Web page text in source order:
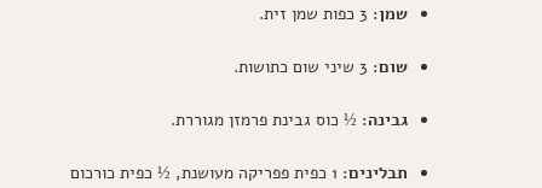
שמן:
שום:
גבינה: ½ כוס גבינת פרמזן מגוררת.
תבלינים:
1 כפית פפריקה מעושנת, ½ כפית כורכום